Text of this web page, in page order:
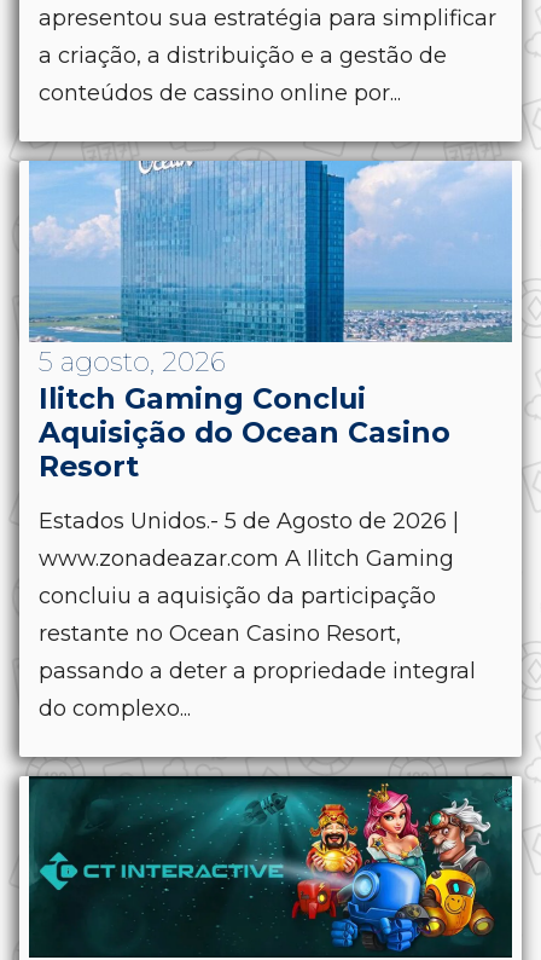
apresentou sua estratégia para simplificar
a criação, a distribuição e a gestão de
conteúdos de cassino online por...
5 agosto, 2026
Ilitch Gaming Conclui
Aquisição do Ocean Casino
Resort
Estados Unidos.- 5 de Agosto de 2026 |
www.zonadeazar.com A Ilitch Gaming
concluiu a aquisição da participação
restante no Ocean Casino Resort,
passando a deter a propriedade integral
do complexo...